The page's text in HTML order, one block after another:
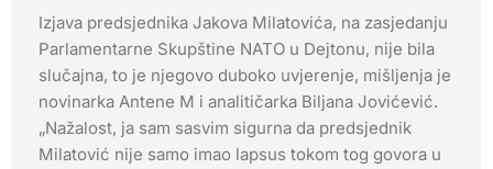
Izjava predsjednika Jakova Milatovića, na zasjedanju
Parlamentarne Skupštine NATO u Dejtonu, nije bila
slučajna, to je njegovo duboko uvjerenje, mišljenja je
novinarka Antene M i analitičarka Biljana Jovićević.
„Nažalost, ja sam sasvim sigurna da predsjednik
Milatović nije samo imao lapsus tokom tog govora u